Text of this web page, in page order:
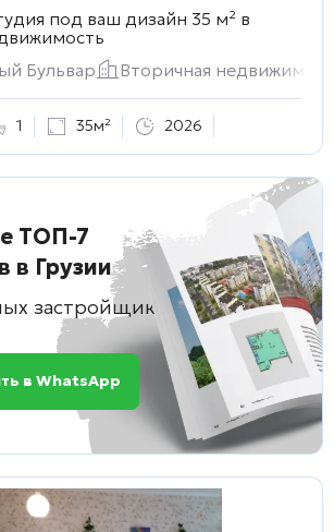
под ваш дизайн 35 м² в
Бульвар
Вторичная
1 35м² 2026
ТОП-7
в Грузии
застройщиков
в WhatsApp